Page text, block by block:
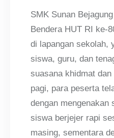
SMK Sunan
Bendera HUT RI ke-
di lapangan sekolah,
siswa, guru, dan
suasana khidmat
pagi, para peserta
dengan mengenakan
siswa berjejer rapi
masing, sementara